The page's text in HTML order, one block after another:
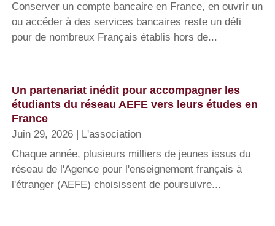
Conserver un compte bancaire en France, en ouvrir un
ou accéder à des services bancaires reste un défi
pour de nombreux Français établis hors de...
Un partenariat inédit pour accompagner les
étudiants du réseau AEFE vers leurs études en
France
Juin 29, 2026
L'association
Chaque année, plusieurs milliers de jeunes issus du
réseau de l'Agence pour l'enseignement français à
l'étranger (AEFE) choisissent de poursuivre...